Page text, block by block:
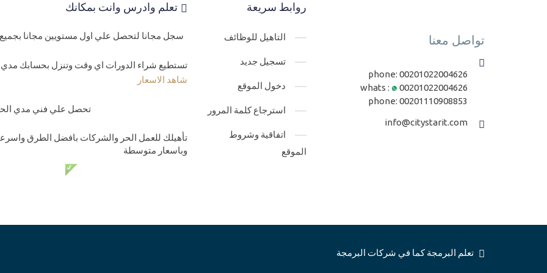
تواصل معنا
phone: 00201022004626
whats :
00201022004626
phone: 00201110908853
info@citystarit.com
روابط سريعة
التاهيل للوظائف
تسجيل جديد
دخول الموقع
استرجاع كلمة المرور
اتفاقية وشروط
الموقع
تعلم وادرس وانت بمكانك
سجل مجانا لتحصل علي اول مستويين مجانا بجميع
تستطيع شراء الدورات اي وقت وتنزل بحسابك مدي
شاهد الاسعار
تحصل علي فني مدي
تأهيلك للعمل الحر والشركات بافضل الطرق
وباسعار متوسطة
تعلم البرمجة كما في شركات البرمجة